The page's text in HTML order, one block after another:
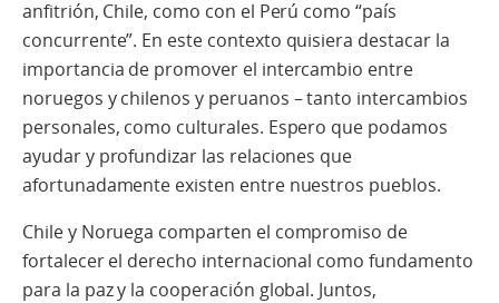
anfitrión, Chile, como con el Perú como “país
concurrente”. En este contexto quisiera destacar la
importancia de promover el intercambio entre
noruegos y chilenos y peruanos – tanto intercambios
personales, como culturales. Espero que podamos
ayudar y profundizar las relaciones que
afortunadamente existen entre nuestros pueblos.
Chile y Noruega comparten el compromiso de
fortalecer el derecho internacional como fundamento
para la paz y la cooperación global. Juntos,